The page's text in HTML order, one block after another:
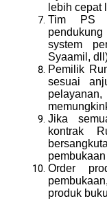
lebih cepat
Tim PS
system
Syaamil,
Pemilik
sesuai
Jika
kontrak
pembukaan
Order
produk